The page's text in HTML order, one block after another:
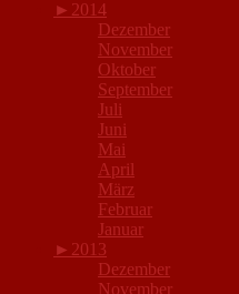
► 2014
Dezember
November
Oktober
September
Juli
Juni
Mai
April
März
Februar
Januar
► 2013
Dezember
November